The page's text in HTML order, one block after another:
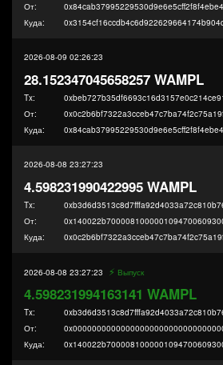
От:
Куда:
2026-08-09 02:26:23
28.152347045658257 WAMPL
Tx:
От:
Куда:
2026-08-08 23:27:23
4.598231990422995 WAMPL
Tx:
От:
Куда:
2026-08-08 23:27:23 ⚡️ Выпуск
4.598231994163141 WAMPL
Tx:
От:
Куда: